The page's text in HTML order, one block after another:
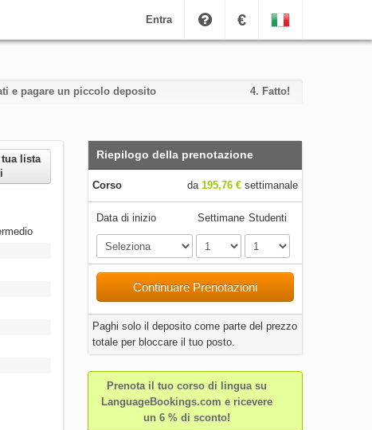
Entra €
e pagare un piccolo deposito 4. Fatto!
lista
Riepilogo della prenotazione
Corso da 195,76 €settimanale
Data di inizio Settimane Studenti
Continuare Prenotazioni
Paghi solo il deposito come parte del prezzo
totale per bloccare il tuo posto.
Prenota il tuo corso di lingua su
LanguageBookings.com e ricevere
un 6 % di sconto!